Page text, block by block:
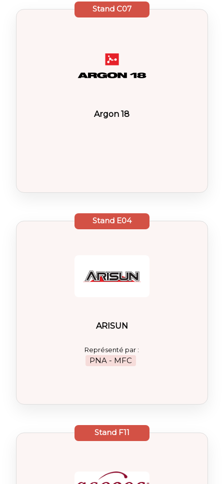
StandC07
Argon 18
StandE04
ARISUN
Représenté par :
PNA - MFC
StandF11